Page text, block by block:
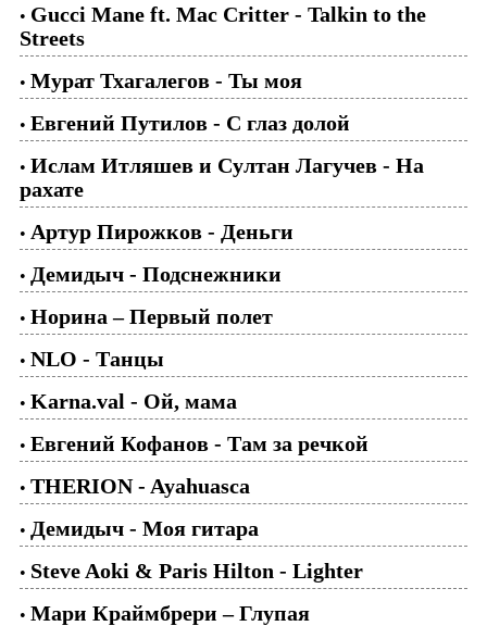
• Gucci Mane ft. Mac Critter - Talkin to the
Streets
• Мурат Тхагалегов - Ты моя
• Евгений Путилов - С глаз долой
• Ислам Итляшев и Султан Лагучев - На
рахате
• Артур Пирожков - Деньги
• Демидыч - Подснежники
• Норина – Первый полет
• NLO - Танцы
• Karna.val - Ой, мама
• Евгений Кофанов - Там за речкой
• THERION - Ayahuasca
• Демидыч - Моя гитара
• Steve Aoki & Paris Hilton - Lighter
• Мари Краймбрери – Глупая